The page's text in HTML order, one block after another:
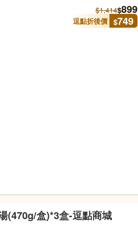
$1,414$899
逗點折後價 $749
(470g/盒)*3盒-逗點商城